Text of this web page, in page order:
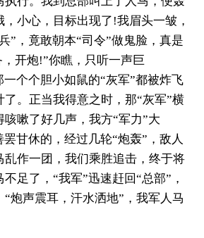
小心，目标出现了!我眉头一皱，
”，竟敢朝本“司令”做鬼脸，真是
开炮!”你瞧，只听一声巨
一个个胆小如鼠的“灰军”都被炸飞
。正当我得意之时，那“灰军”横
嗽了好几声，我方“军力”大
甘休的，经过几轮“炮轰”，敌人
乱作一团，我们乘胜追击，终于将
足了，“我军”迅速赶回“总部”，
炮声震耳，汗水洒地”，我军人马